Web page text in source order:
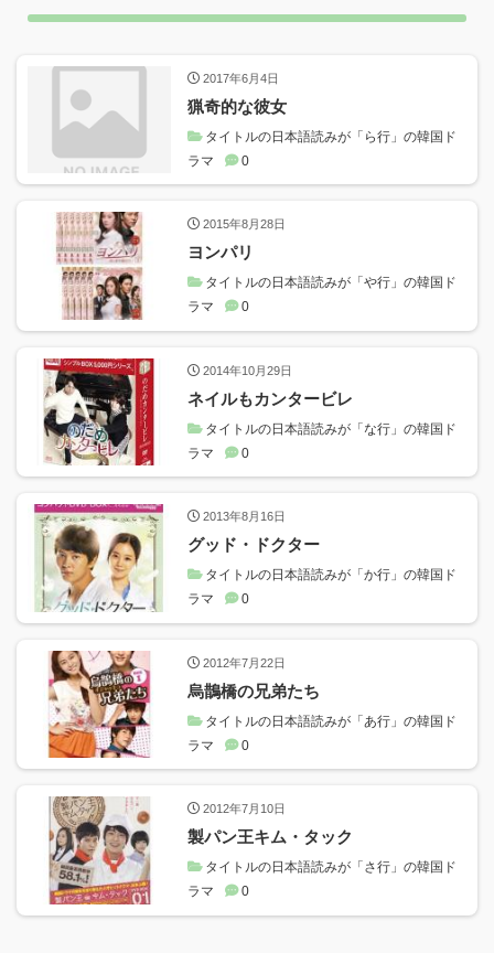
2017年6月4日
猟奇的な彼女
タイトルの日本語読みが「ら行」の韓国ド
ラマ
0
2015年8月28日
ヨンパリ
タイトルの日本語読みが「や行」の韓国ド
ラマ
0
2014年10月29日
ネイルもカンタービレ
タイトルの日本語読みが「な行」の韓国ド
ラマ
0
2013年8月16日
グッド・ドクター
タイトルの日本語読みが「か行」の韓国ド
ラマ
0
2012年7月22日
烏鵲橋の兄弟たち
タイトルの日本語読みが「あ行」の韓国ド
ラマ
0
2012年7月10日
製パン王キム・タック
タイトルの日本語読みが「さ行」の韓国ド
ラマ
0